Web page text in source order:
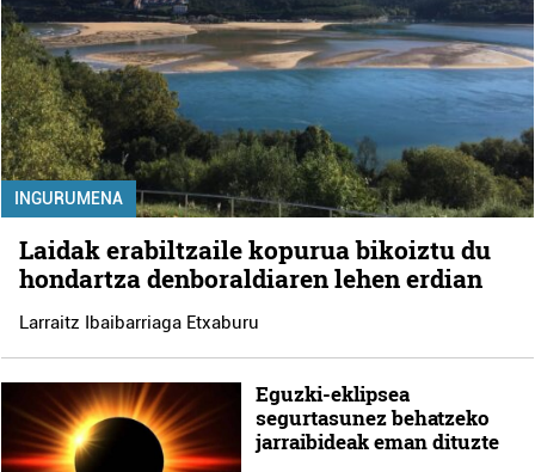
INGURUMENA
Laidak erabiltzaile kopurua bikoiztu du
hondartza denboraldiaren lehen erdian
Larraitz Ibaibarriaga Etxaburu
Eguzki-eklipsea
segurtasunez behatzeko
jarraibideak eman dituzte